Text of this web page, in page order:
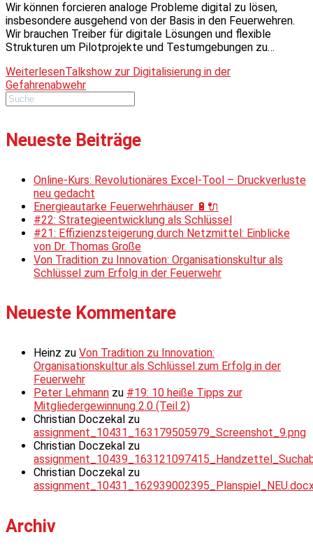
Wir können forcieren analoge Probleme digital zu lösen,
insbesondere ausgehend von der Basis in den Feuerwehren.
Wir brauchen Treiber für digitale Lösungen und flexible
Strukturen um Pilotprojekte und Testumgebungen zu…
WeiterlesenTalkshow zur Digitalisierung in der
Gefahrenabwehr
Neueste Beiträge
Online-Kurs: Revolutionäres Excel-Tool – Druckverluste
neu gedacht
Energieautarke Feuerwehrhäuser 🔋🔌
#22: Strategieentwicklung als Schlüssel
#21: Effizienzsteigerung durch Netzmittel: Einblicke
von Dr. Thomas Große
Von Tradition zu Innovation: Organisationskultur als
Schlüssel zum Erfolg in der Feuerwehr
Neueste Kommentare
Heinz zu Von Tradition zu Innovation:
Organisationskultur als Schlüssel zum Erfolg in der
Feuerwehr
Peter Lehmann zu #19: 10 heiße Tipps zur
Mitgliedergewinnung 2.0 (Teil 2)
Christian Doczekal zu
assignment_10431_163179505979_Screenshot_9.png
Christian Doczekal zu
Christian Doczekal zu
Archiv